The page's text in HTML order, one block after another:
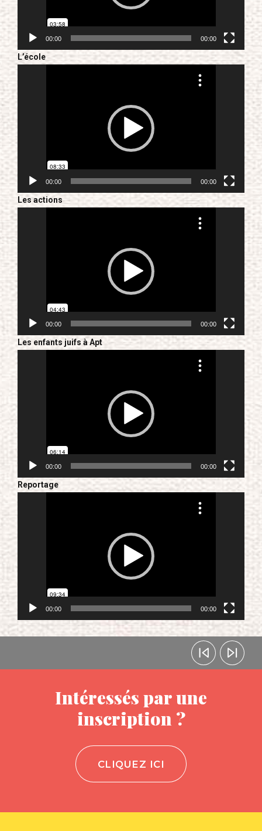
00:00 00:00
L’école
00:00 00:00
Les actions
00:00 00:00
Les enfants juifs à Apt
Lecteur
00:00 00:00
Reportage
00:00 00:00
Intéressés par une
inscription ?
CLIQUEZ ICI